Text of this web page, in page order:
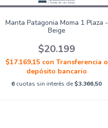
Manta Patagonia Moma 1 Plaza -
Beige
$20.199
$17.169,15 con Transferencia o
depósito bancario
6 cuotas sin interés de $3.366,50